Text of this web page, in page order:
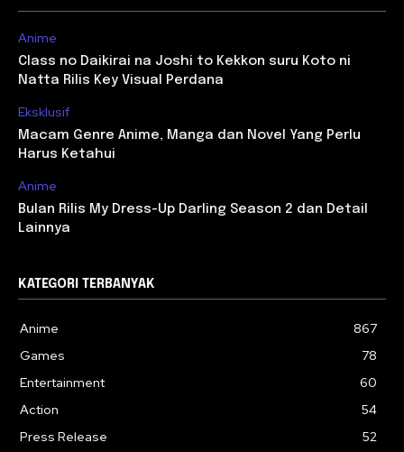
Anime
Class no Daikirai na Joshi to Kekkon suru Koto ni
Natta Rilis Key Visual Perdana
Eksklusif
Macam Genre Anime, Manga dan Novel Yang Perlu
Harus Ketahui
Anime
Bulan Rilis My Dress-Up Darling Season 2 dan Detail
Lainnya
KATEGORI TERBANYAK
Anime
867
Games
78
Entertainment
60
Action
54
Press Release
52